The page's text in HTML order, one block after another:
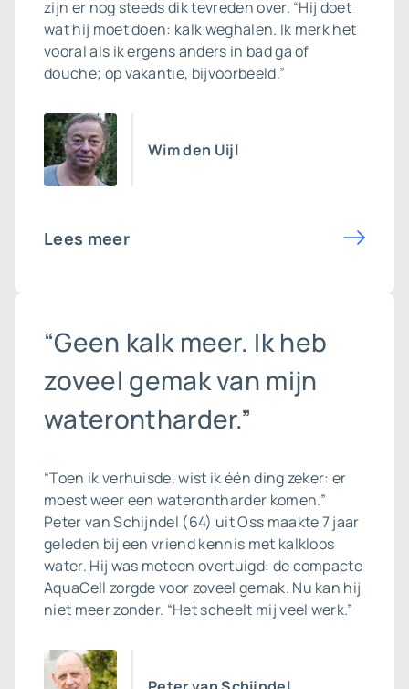
zijn er nog steeds dik tevreden over. “Hij doet
wat hij moet doen: kalk weghalen. Ik merk het
vooral als ik ergens anders in bad ga of
douche; op vakantie, bijvoorbeeld.”
Wim den Uijl
Lees meer
“Geen kalk meer. Ik heb
zoveel gemak van mijn
waterontharder.”
“Toen ik verhuisde, wist ik één ding zeker: er
moest weer een waterontharder komen.”
Peter van Schijndel (64) uit Oss maakte 7 jaar
geleden bij een vriend kennis met kalkloos
water. Hij was meteen overtuigd: de compacte
AquaCell zorgde voor zoveel gemak. Nu kan hij
niet meer zonder. “Het scheelt mij veel werk.”